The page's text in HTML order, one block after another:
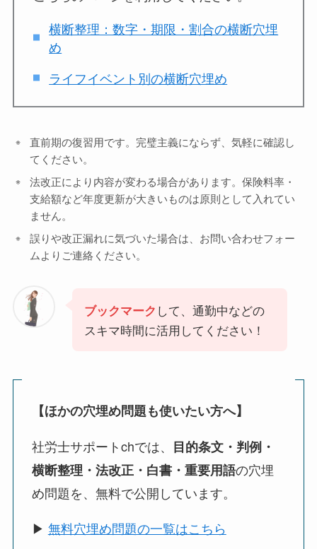
横断整理：数字・期限・割合の横断穴埋
め
ライフイベント別の横断穴埋め
直前期の復習用です。完璧主義にならず、気軽に確認し
てください。
法改正により内容が変わる場合があります。保険料率・
支給額など年度更新が大きいものは原則として入れてい
ません。
誤りや改正漏れに気づいた場合は、お問い合わせフォー
ムよりご連絡ください。
ブックマーク して、通勤中などの
スキマ時間に活用してください！
【ほかの穴埋め問題も使いたい方へ】
社労士サポートchでは、 目的条文・判例・
横断整理・法改正・白書・重要用語の穴埋
め問題を、無料で公開しています。
▶ 無料穴埋め問題の一覧はこちら